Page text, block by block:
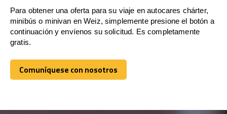
Para obtener una oferta para su viaje en autocares chárter,
minibús o minivan en Weiz, simplemente presione el botón a
continuación y envíenos su solicitud. Es completamente
gratis.
Comuníquese con nosotros
Comuníquese con nosotros